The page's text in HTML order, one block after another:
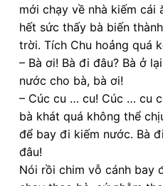
mới chạy về nhà kiếm cái
hết sức thấy bà biến
trời. Tích Chu hoảng quá
– Bà ơi! Bà đi đâu? Bà ở
nước cho bà, bà ơi!
– Cúc cu … cu! Cúc … cu
bà khát quá không thể
để bay đi kiếm nước. Bà
đâu!
Nói rồi chim vỗ cánh bay